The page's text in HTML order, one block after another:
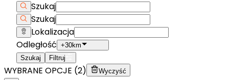
Szukaj
Szukaj
Lokalizacja
Odległość +30km
Szukaj
Filtruj
WYBRANE OPCJE (2) Wyczyść